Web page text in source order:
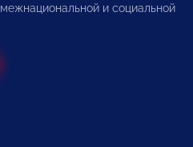
и социальной